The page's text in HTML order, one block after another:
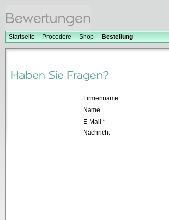
Startseite Procedere Shop Bestellung
Firmenname
Name
E-Mail *
Nachricht